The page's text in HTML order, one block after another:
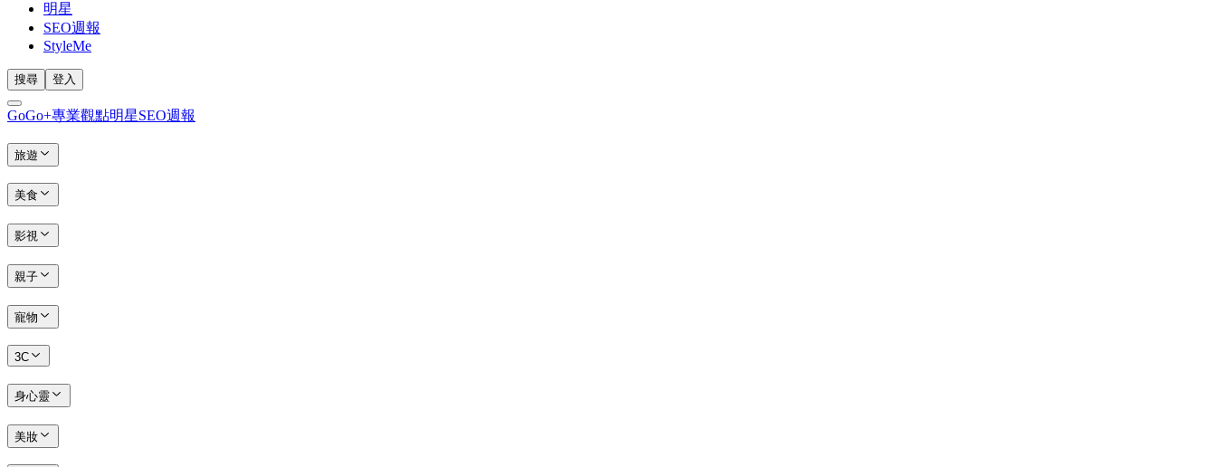
明星
SEO週報
StyleMe
搜尋 登入
GoGo+專業觀點明星SEO週報
旅遊
美食
影視
親子
寵物
3C
身心靈
美妝